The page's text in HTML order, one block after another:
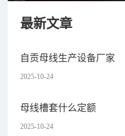
最新文章
自贡母线生产设备厂家
2025-10-24
母线槽套什么定额
2025-10-24